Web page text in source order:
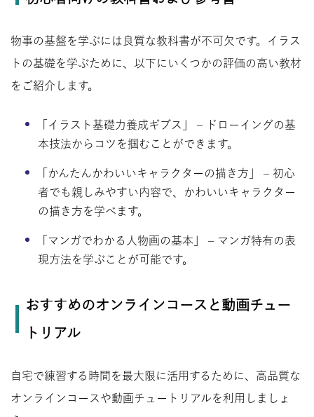
物事の基盤を学ぶには良質な教科書が不可欠です。イラス
トの基礎を学ぶために、以下にいくつかの評価の高い教材
をご紹介します。
「イラスト基礎力養成ギブス」 – ドローイングの基
本技法からコツを掴むことができます。
「かんたんかわいいキャラクターの描き方」 – 初心
者でも親しみやすい内容で、かわいいキャラクター
の描き方を学べます。
「マンガでわかる人物画の基本」 – マンガ特有の表
現方法を学ぶことが可能です。
おすすめのオンラインコースと動画チュー
トリアル
自宅で練習する時間を最大限に活用するために、高品質な
オンラインコースや動画チュートリアルを利用しましょ